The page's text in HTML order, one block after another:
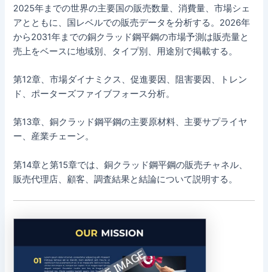
2025年までの世界の主要国の販売数量、消費量、市場シェ
アとともに、国レベルでの販売データを分析する。2026年
から2031年までの銅クラッド鋼平鋼の市場予測は販売量と
売上をベースに地域別、タイプ別、用途別で掲載する。
第12章、市場ダイナミクス、促進要因、阻害要因、トレン
ド、ポーターズファイブフォース分析。
第13章、銅クラッド鋼平鋼の主要原材料、主要サプライヤ
ー、産業チェーン。
第14章と第15章では、銅クラッド鋼平鋼の販売チャネル、
販売代理店、顧客、調査結果と結論について説明する。